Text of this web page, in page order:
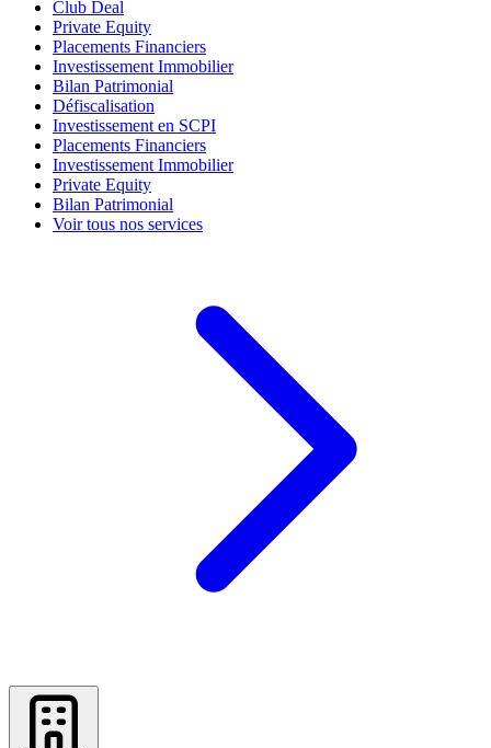
Club Deal
Private Equity
Placements Financiers
Investissement Immobilier
Bilan Patrimonial
Défiscalisation
Investissement en SCPI
Placements Financiers
Investissement Immobilier
Private Equity
Bilan Patrimonial
Voir tous nos services